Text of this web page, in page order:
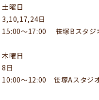
土曜日
3,10,17,24日
15:00〜17:00 笹塚Bスタジ
木曜日
8日
10:00〜12:00 笹塚Aスタジ